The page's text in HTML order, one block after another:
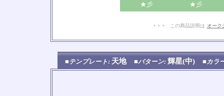
★彡 ★彡
+ + + この商品説明は オーク
■テンプレート: 天地 ■パターン: 輝星(中) ■カラ